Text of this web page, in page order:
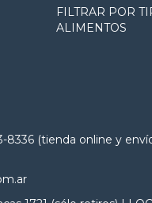
FILTRAR POR
ALIMENTOS
8336 (tienda online y